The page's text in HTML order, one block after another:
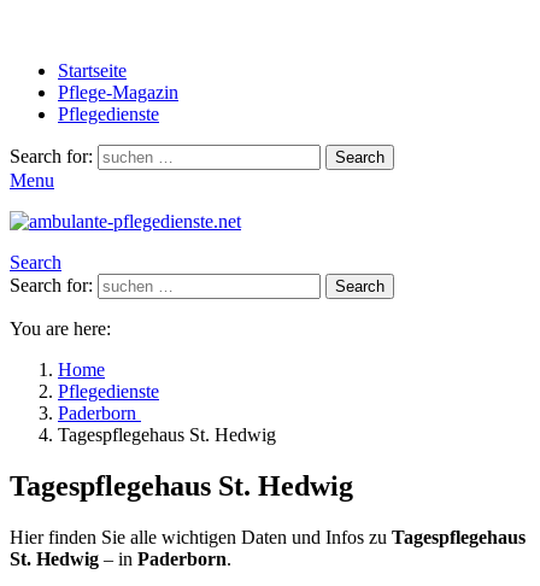
Startseite
Pflege-Magazin
Pflegedienste
Search for: Search
Menu
Search
Search for:
Search
You are here:
Home
Pflegedienste
Paderborn
Tagespflegehaus St. Hedwig
Tagespflegehaus St. Hedwig
Hier finden Sie alle wichtigen Daten und Infos zu Tagespflegehaus
St. Hedwig – in Paderborn.